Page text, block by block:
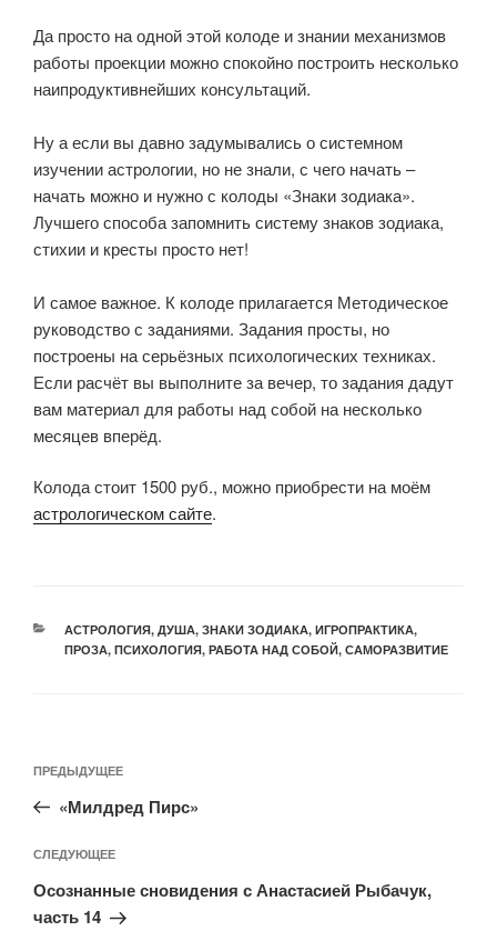
Да просто на одной этой колоде и знании механизмов
работы проекции можно спокойно построить несколько
наипродуктивнейших консультаций.
Ну а если вы давно задумывались о системном
изучении астрологии, но не знали, с чего начать –
начать можно и нужно с колоды «Знаки зодиака».
Лучшего способа запомнить систему знаков зодиака,
стихии и кресты просто нет!
И самое важное. К колоде прилагается Методическое
руководство с заданиями. Задания просты, но
построены на серьёзных психологических техниках.
Если расчёт вы выполните за вечер, то задания дадут
вам материал для работы над собой на несколько
месяцев вперёд.
Колода стоит 1500 руб., можно приобрести на моём
астрологическом сайте.
АСТРОЛОГИЯ, ДУША, ЗНАКИ ЗОДИАКА, ИГРОПРАКТИКА,
ПРОЗА, ПСИХОЛОГИЯ, РАБОТА НАД СОБОЙ, САМОРАЗВИТИЕ
ПРЕДЫДУЩЕЕ
«Милдред Пирс»
СЛЕДУЮЩЕЕ
Осознанные сновидения с Анастасией Рыбачук,
часть 14